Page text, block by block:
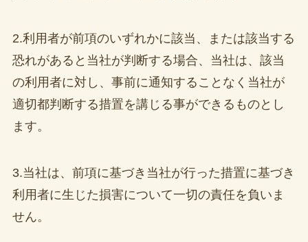
2.利用者が前項のいずれかに該当、または該当する
恐れがあると当社が判断する場合、当社は、該当
の利用者に対し、事前に通知することなく当社が
適切都判断する措置を講じる事ができるものとし
ます。
3.当社は、前項に基づき当社が行った措置に基づき
利用者に生じた損害について一切の責任を負いま
せん。